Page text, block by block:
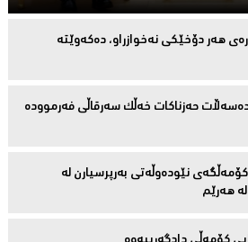
هەر دۆخێکی نەخوازراو، دەكەوێتە
حەزناکات خەڵک سەرقاڵى فەرموودە
نێودەوڵەتی بەرپرسیارن لە
هەرێم